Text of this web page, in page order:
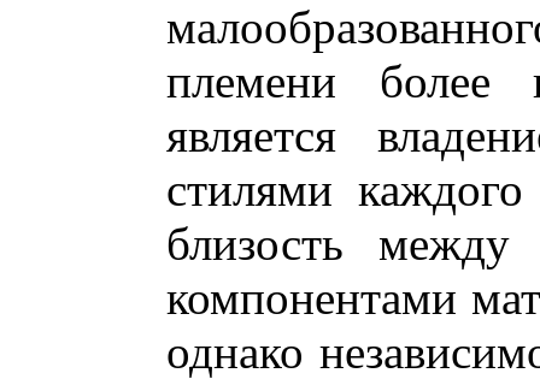
племени более
является
стилями
близость
компонентами
однако